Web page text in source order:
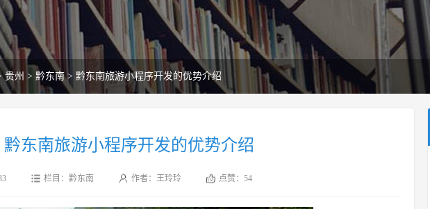
贵州 > 黔东南> 黔东南旅游小程序开发的优势介绍
黔东南旅游小程序开发的优势介绍
栏目：黔东南 作者：王玲玲 点赞： 54